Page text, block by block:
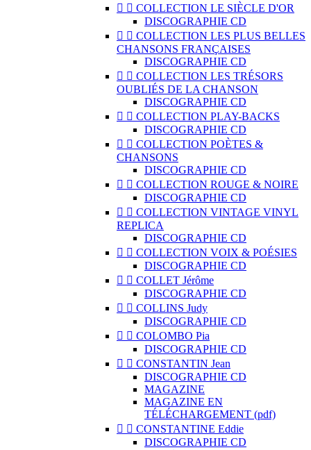
  COLLECTION LE SIÈCLE D'OR
DISCOGRAPHIE CD
  COLLECTION LES PLUS BELLES
CHANSONS FRANÇAISES
DISCOGRAPHIE CD
  COLLECTION LES TRÉSORS
OUBLIÉS DE LA CHANSON
DISCOGRAPHIE CD
  COLLECTION PLAY-BACKS
DISCOGRAPHIE CD
  COLLECTION POÈTES &
CHANSONS
DISCOGRAPHIE CD
  COLLECTION ROUGE & NOIRE
DISCOGRAPHIE CD
  COLLECTION VINTAGE VINYL
REPLICA
DISCOGRAPHIE CD
  COLLECTION VOIX & POÉSIES
DISCOGRAPHIE CD
  COLLET Jérôme
DISCOGRAPHIE CD
  COLLINS Judy
DISCOGRAPHIE CD
  COLOMBO Pia
DISCOGRAPHIE CD
  CONSTANTIN Jean
DISCOGRAPHIE CD
MAGAZINE
MAGAZINE EN
TÉLÉCHARGEMENT (pdf)
  CONSTANTINE Eddie
DISCOGRAPHIE CD